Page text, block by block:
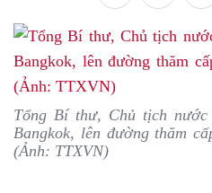
Tổng Bí thư, Chủ tịch
Bangkok, lên đường thăm
(Ảnh: TTXVN)